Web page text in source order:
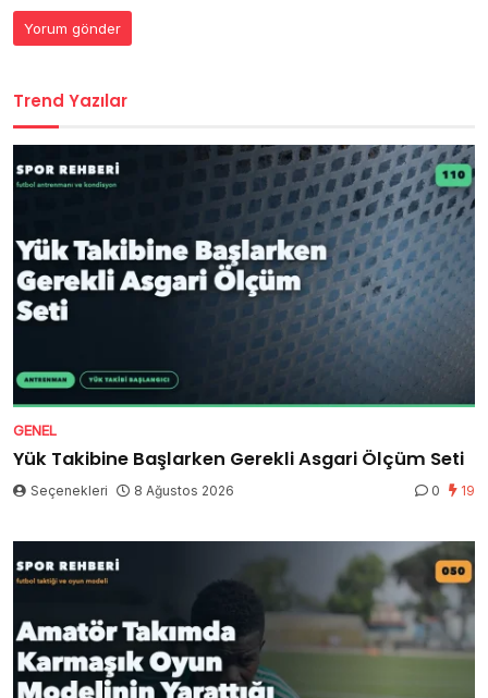
Trend Yazılar
GENEL
Yük Takibine Başlarken Gerekli Asgari Ölçüm Seti
Seçenekleri 8 Ağustos 2026 0 19